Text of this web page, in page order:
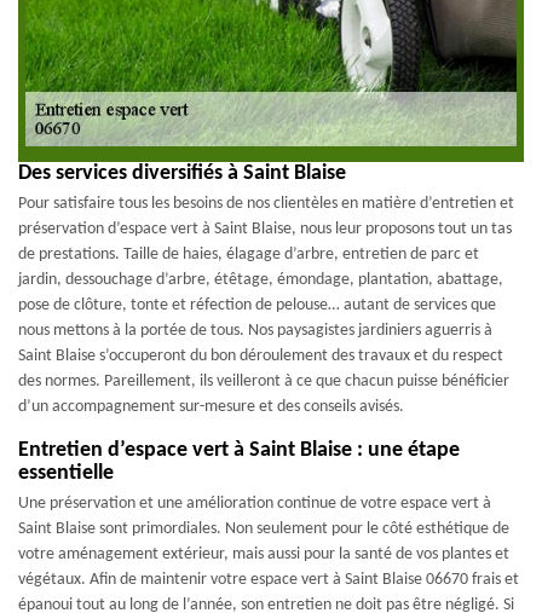
Des services diversifiés à Saint Blaise
Pour satisfaire tous les besoins de nos clientèles en matière d’entretien et
préservation d’espace vert à Saint Blaise, nous leur proposons tout un tas
de prestations. Taille de haies, élagage d’arbre, entretien de parc et
jardin, dessouchage d’arbre, étêtage, émondage, plantation, abattage,
pose de clôture, tonte et réfection de pelouse… autant de services que
nous mettons à la portée de tous. Nos paysagistes jardiniers aguerris à
Saint Blaise s’occuperont du bon déroulement des travaux et du respect
des normes. Pareillement, ils veilleront à ce que chacun puisse bénéficier
d’un accompagnement sur-mesure et des conseils avisés.
Entretien d’espace vert à Saint Blaise : une étape
essentielle
Une préservation et une amélioration continue de votre espace vert à
Saint Blaise sont primordiales. Non seulement pour le côté esthétique de
votre aménagement extérieur, mais aussi pour la santé de vos plantes et
végétaux. Afin de maintenir votre espace vert à Saint Blaise 06670 frais et
épanoui tout au long de l’année, son entretien ne doit pas être négligé. Si